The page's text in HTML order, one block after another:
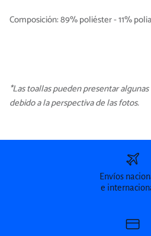
Composición:89% poliéster - 11%
*Las toallas pueden presentar
debido a la perspectiva de las fotos.
Envíos
e